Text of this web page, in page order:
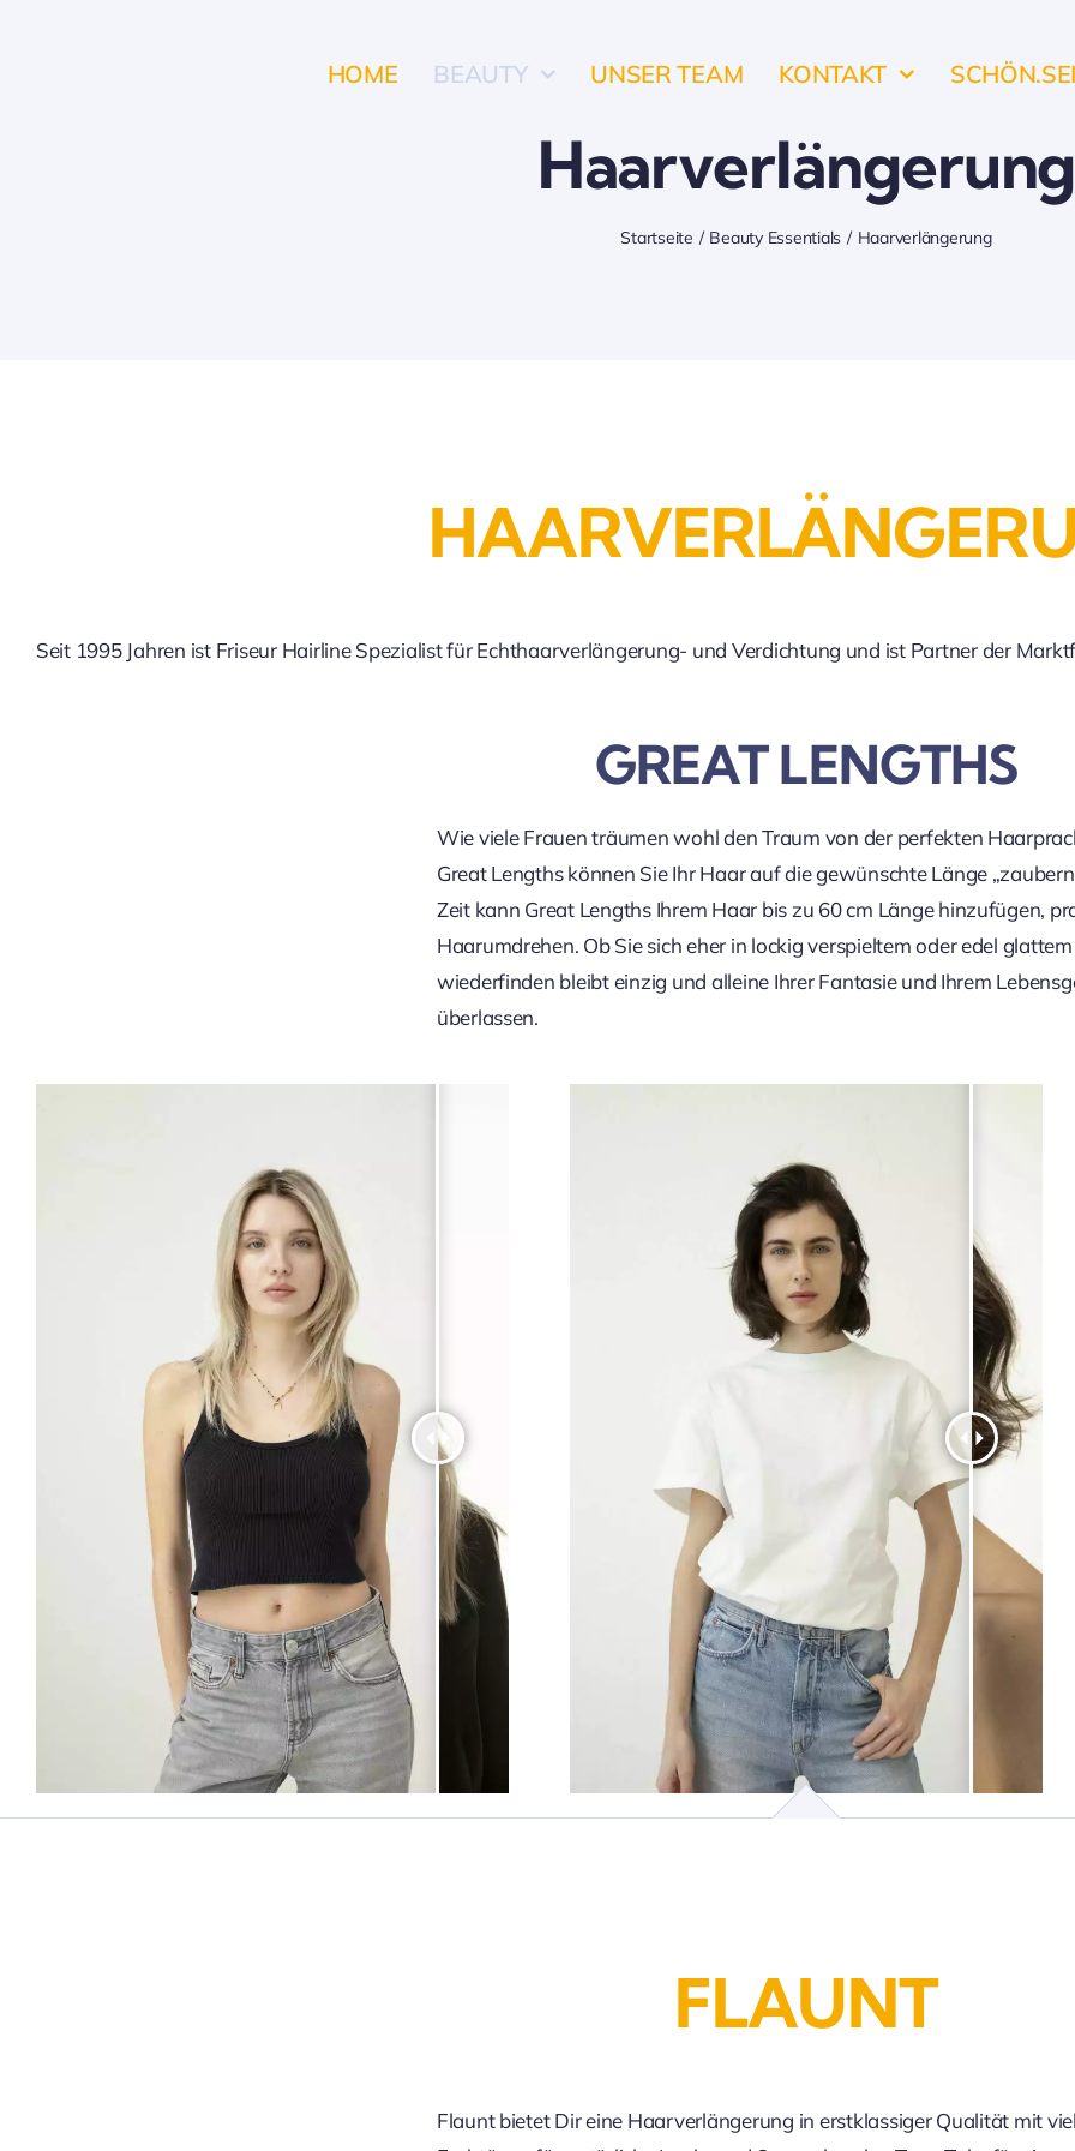
HOME BEAUTY UNSER TEAM KONTAKT
Haarverlängerung
Startseite Beauty Essentials Haarverlängerung
Seit 1995 Jahren ist Friseur Hairline Spezialist für Echthaarverlängerung- und Verdichtung und ist Partner der
GREAT LENGTHS
Wie viele Frauen träumen wohl den Traum von der perfekten
Great Lengths können Sie Ihr Haar auf die gewünschte Länge
Zeit kann Great Lengths Ihrem Haar bis zu 60 cm Länge hinzufügen,
Haarumdrehen. Ob Sie sich eher in lockig verspieltem oder edel
wiederfinden bleibt einzig und alleine Ihrer Fantasie und Ihrem
überlassen.
FLAUNT
Flaunt bietet Dir eine Haarverlängerung in erstklassiger Qualität mit